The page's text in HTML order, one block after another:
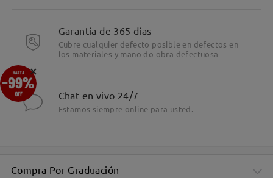
Garantía de 365 días
Cubre cualquier defecto posible en defectos en
los materiales y mano do obra defectuosa
Chat en vivo 24/7
Estamos siempre online para usted.
Compra Por Graduación
×